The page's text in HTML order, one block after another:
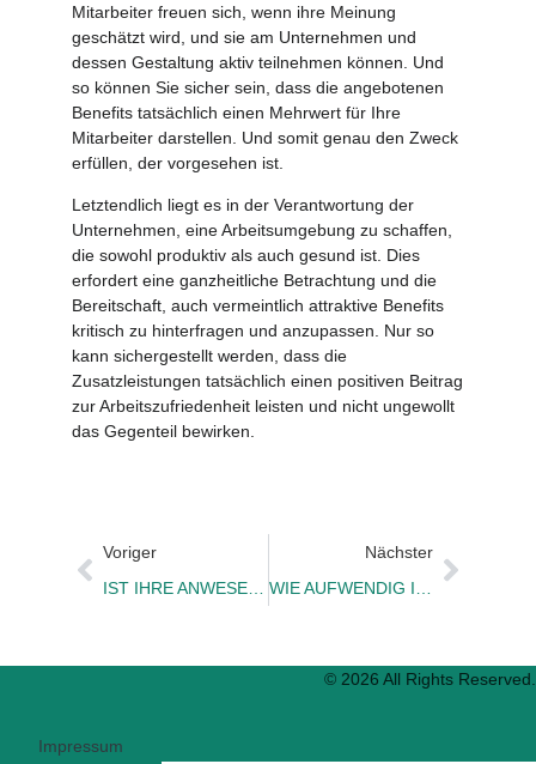
Mitarbeiter freuen sich, wenn ihre Meinung
geschätzt wird, und sie am Unternehmen und
dessen Gestaltung aktiv teilnehmen können. Und
so können Sie sicher sein, dass die angebotenen
Benefits tatsächlich einen Mehrwert für Ihre
Mitarbeiter darstellen. Und somit genau den Zweck
erfüllen, der vorgesehen ist.
Letztendlich liegt es in der Verantwortung der
Unternehmen, eine Arbeitsumgebung zu schaffen,
die sowohl produktiv als auch gesund ist. Dies
erfordert eine ganzheitliche Betrachtung und die
Bereitschaft, auch vermeintlich attraktive Benefits
kritisch zu hinterfragen und anzupassen. Nur so
kann sichergestellt werden, dass die
Zusatzleistungen tatsächlich einen positiven Beitrag
zur Arbeitszufriedenheit leisten und nicht ungewollt
das Gegenteil bewirken.
Voriger
Nächster
© 2026 All Rights Reserved.
Impressum